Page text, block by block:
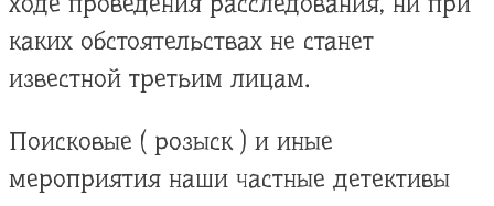
каких обстоятельствах не станет
известной третьим лицам.
Поисковые ( розыск ) и иные
мероприятия наши частные детективы